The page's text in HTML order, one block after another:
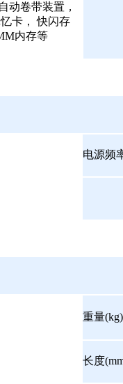
动卷带装置，
卡， 快闪存
内存等
电源频
重量(kg)
长度